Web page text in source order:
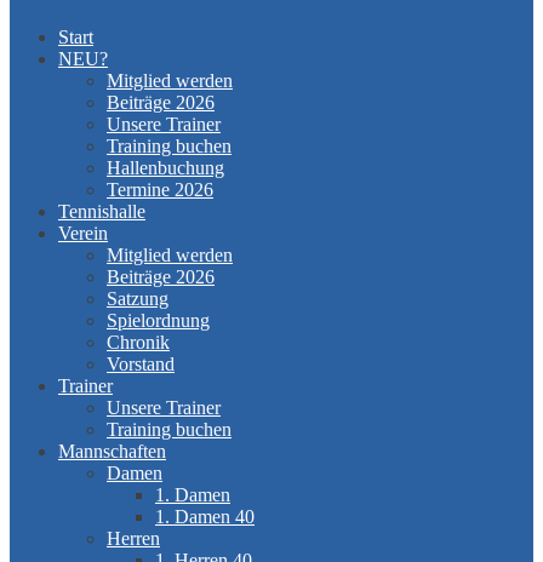
Start
NEU?
Mitglied werden
Beiträge 2026
Unsere Trainer
Training buchen
Hallenbuchung
Termine 2026
Tennishalle
Verein
Mitglied werden
Beiträge 2026
Satzung
Spielordnung
Chronik
Vorstand
Trainer
Unsere Trainer
Training buchen
Mannschaften
Damen
1. Damen
1. Damen 40
Herren